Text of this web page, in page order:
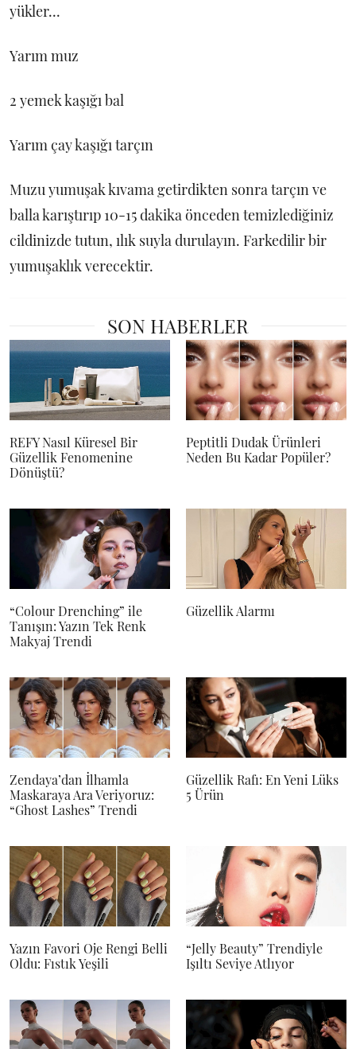
yükler...
Yarım muz
2 yemek kaşığı bal
Yarım çay kaşığı tarçın
Muzu yumuşak kıvama getirdikten sonra tarçın ve
balla karıştırıp 10-15 dakika önceden temizlediğiniz
cildinizde tutun, ılık suyla durulayın. Farkedilir bir
yumuşaklık verecektir.
SON HABERLER
REFY Nasıl Küresel Bir
Güzellik Fenomenine
Dönüştü?
Peptitli Dudak Ürünleri
Neden Bu Kadar Popüler?
“Colour Drenching” ile
Tanışın: Yazın Tek Renk
Makyaj Trendi
Güzellik Alarmı
Zendaya’dan İlhamla
Maskaraya Ara Veriyoruz:
“Ghost Lashes” Trendi
Güzellik Rafı: En Yeni Lüks
5 Ürün
Yazın Favori Oje Rengi Belli
Oldu: Fıstık Yeşili
“Jelly Beauty” Trendiyle
Işıltı Seviye Atlıyor